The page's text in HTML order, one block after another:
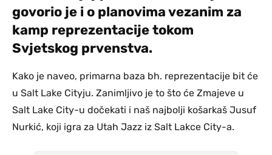
govorio je i o planovima vezanim za
kamp reprezentacije tokom
Svjetskog prvenstva.
Kako je naveo, primarna baza bh. reprezentacije bit će
u Salt Lake Cityju. Zanimljivo je to što će Zmajeve u
Salt Lake City-u dočekati i naš najbolji košarkaš Jusuf
Nurkić, koji igra za Utah Jazz iz Salt Lakce City-a.